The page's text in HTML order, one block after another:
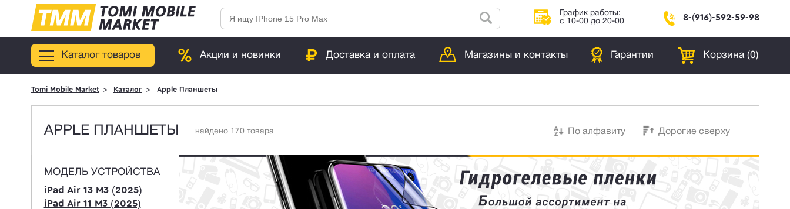
График работы:
с 10-00 до 20-00
8-(916)-592-59-98
Каталог товаров Акции и новинки Доставка и оплата Магазины и контакты Гарантии Корзина (0)
Tomi Mobile Market Каталог Apple Планшеты
APPLE ПЛАНШЕТЫ найдено 170 товара По алфавиту Дорогие сверху
МОДЕЛЬ УСТРОЙСТВА
iPad Air 13 M3 (2025)
iPad Air 11 M3 (2025)